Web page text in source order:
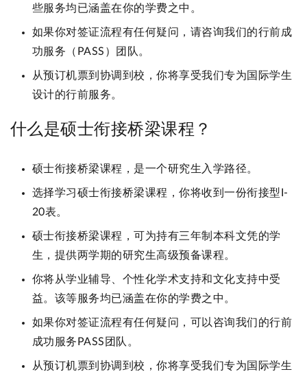
些服务均已涵盖在你的学费之中。
如果你对签证流程有任何疑问，请咨询我们的行前成
功服务（PASS）团队。
从预订机票到协调到校，你将享受我们专为国际学生
设计的行前服务。
什么是硕士衔接桥梁课程？
硕士衔接桥梁课程，是一个研究生入学路径。
选择学习硕士衔接桥梁课程，你将收到一份衔接型I-
20表。
硕士衔接桥梁课程，可为持有三年制本科文凭的学
生，提供两学期的研究生高级预备课程。
你将从学业辅导、个性化学术支持和文化支持中受
益。该等服务均已涵盖在你的学费之中。
如果你对签证流程有任何疑问，可以咨询我们的行前
成功服务PASS团队。
从预订机票到协调到校，你将享受我们专为国际学生